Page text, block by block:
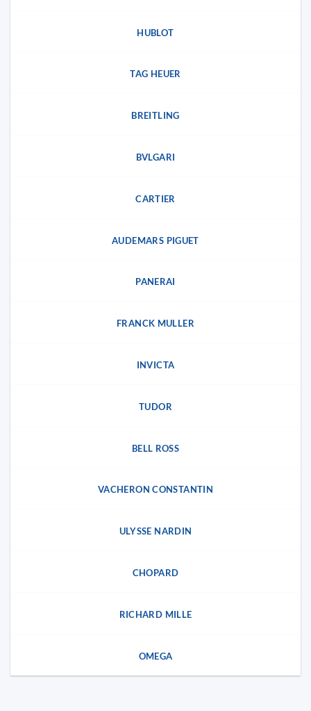
HUBLOT
TAG HEUER
BREITLING
BVLGARI
CARTIER
AUDEMARS PIGUET
PANERAI
FRANCK MULLER
INVICTA
TUDOR
BELL ROSS
VACHERON CONSTANTIN
ULYSSE NARDIN
CHOPARD
RICHARD MILLE
OMEGA